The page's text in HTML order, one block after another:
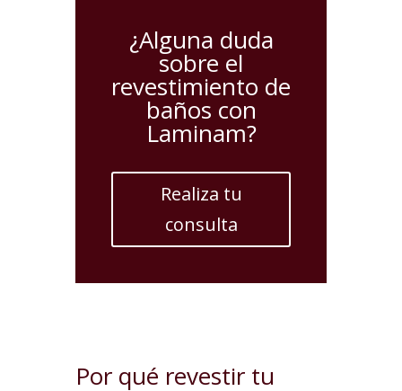
¿Alguna duda
sobre el
revestimiento de
baños con
Laminam?
Realiza tu
consulta
Por qué revestir tu